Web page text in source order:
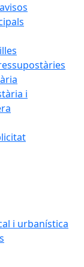
i
i urbanística